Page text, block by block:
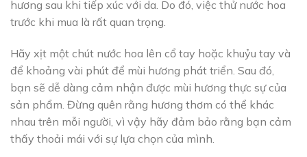
hương sau khi tiếp xúc với da. Do đó, việc thử nước hoa
trước khi mua là rất quan trọng.
Hãy xịt một chút nước hoa lên cổ tay hoặc khuỷu tay và
để khoảng vài phút để mùi hương phát triển. Sau đó,
bạn sẽ dễ dàng cảm nhận được mùi hương thực sự của
sản phẩm. Đừng quên rằng hương thơm có thể khác
nhau trên mỗi người, vì vậy hãy đảm bảo rằng bạn cảm
thấy thoải mái với sự lựa chọn của mình.